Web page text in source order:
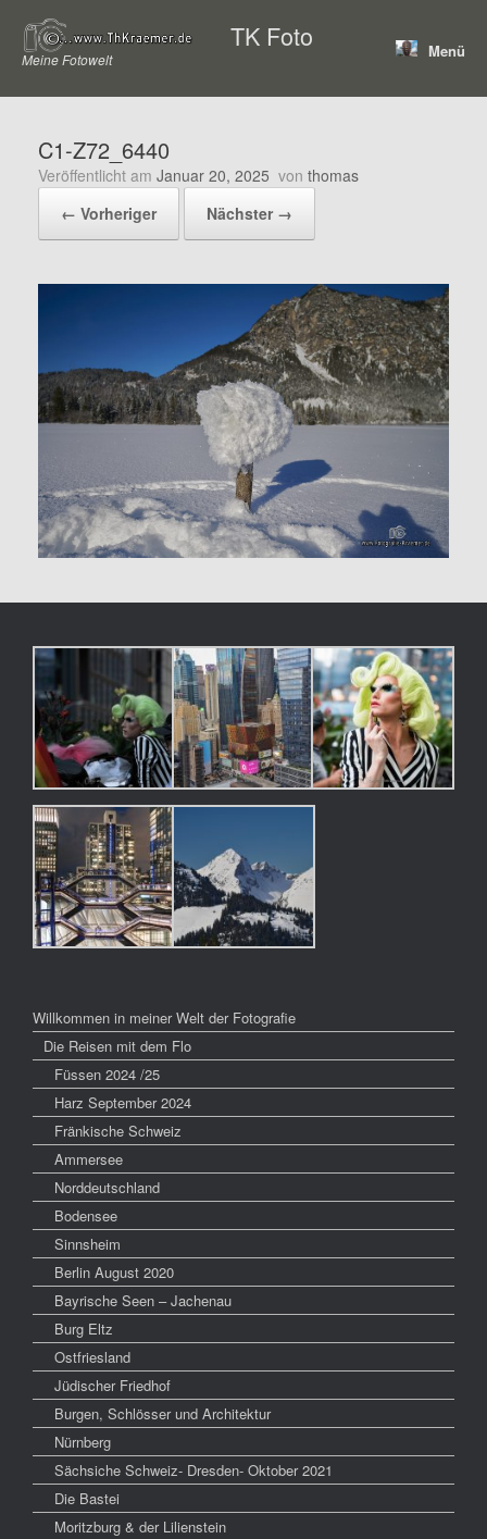
Inhalt
springen
TK Foto
Meine Fotowelt Menü
C1-Z72_6440
Veröffentlicht am Januar 20, 2025 von thomas
← Vorheriger
Nächster →
Willkommen in meiner Welt der Fotografie
Die Reisen mit dem Flo
Füssen 2024 /25
Harz September 2024
Fränkische Schweiz
Ammersee
Norddeutschland
Bodensee
Sinnsheim
Berlin August 2020
Bayrische Seen – Jachenau
Burg Eltz
Ostfriesland
Jüdischer Friedhof
Burgen, Schlösser und Architektur
Nürnberg
Sächsiche Schweiz- Dresden- Oktober 2021
Die Bastei
Moritzburg & der Lilienstein